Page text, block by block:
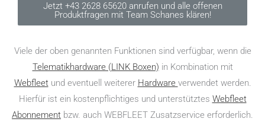
Jetzt +43 2628 65620 anrufen und alle offenen
Produktfragen mit Team Schanes klären!
Viele der oben genannten Funktionen sind verfügbar, wenn die
Telematikhardware (LINK Boxen) in Kombination mit
Webfleetund eventuell weiterer Hardware verwendet werden.
Hierfür ist ein kostenpflichtiges und unterstütztes Webfleet
Abonnement bzw. auch WEBFLEET Zusatzservice erforderlich.